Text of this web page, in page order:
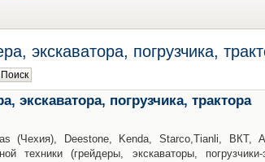
экскаватора, погрузчика,
погрузчика, трактора
(Чехия), Deestone, Kenda, Starco,Tianli, ВКТ,
техники (грейдеры, экскаваторы,